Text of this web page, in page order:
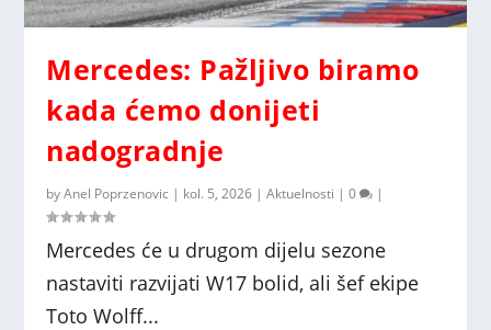
Mercedes: Pažljivo biramo
kada ćemo donijeti
nadogradnje
byAnel Poprzenovic | kol. 5, 2026 |Aktuelnosti |0 |
Mercedes će u drugom dijelu sezone
nastaviti razvijati W17 bolid, ali šef ekipe
Toto Wolff...